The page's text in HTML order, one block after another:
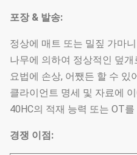
포장 & 발송:
정상에 매트 또는 밀짚 가마
나무에 의하여 정상적인 덮
요법에 손상, 어쨌든 할 수 있
클라이언트 명세 및 자료에
40HC의 적재 능력 또는 OT를
경쟁 이점: